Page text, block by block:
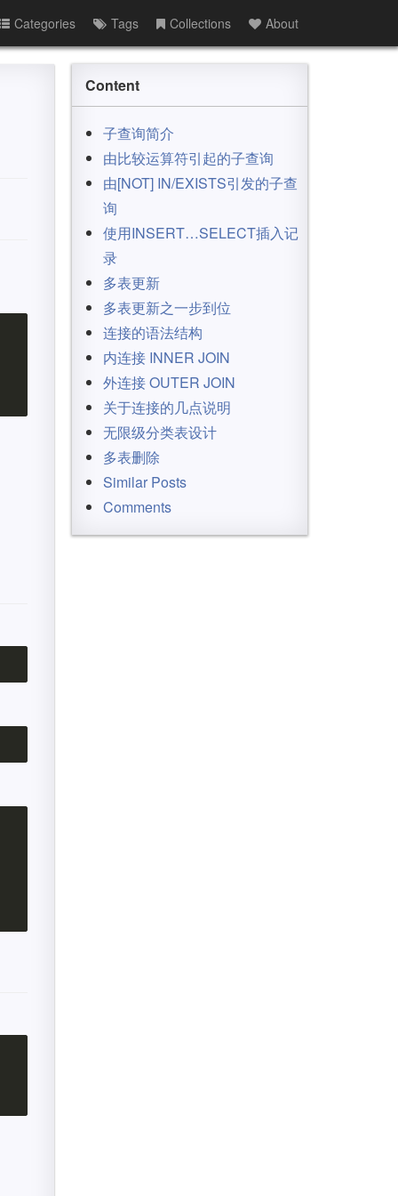
Categories Tags Collections About
Content
子查询简介
由比较运算符引起的子查询
由[NOT] IN/EXISTS引发的子查
询
使用INSERT…SELECT插入记
录
多表更新
多表更新之一步到位
连接的语法结构
内连接 INNER JOIN
外连接 OUTER JOIN
关于连接的几点说明
无限级分类表设计
多表删除
Similar Posts
Comments